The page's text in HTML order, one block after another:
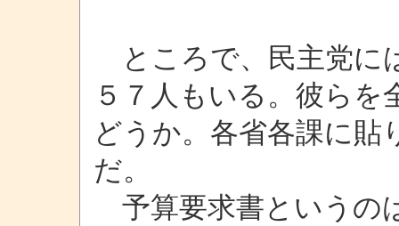
ところで、民主党に
５７人もいる。彼ら
どうか。各省各課に貼
だ。
予算要求書というの